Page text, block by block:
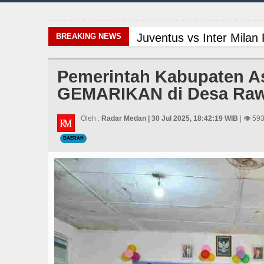
BREAKING NEWS Juventus vs Inter Milan
Masyarakat Desak
Bertekad Pulang
Gubsu Bobby
Dugaan
PSG vs Manchester
Real Madrid Tandang
Pemerintah Kabupaten
GEMARIKAN di Desa
Oleh : Radar Medan | 30 Jul 2025, 18:42:19 WIB | 👁
DAERAH